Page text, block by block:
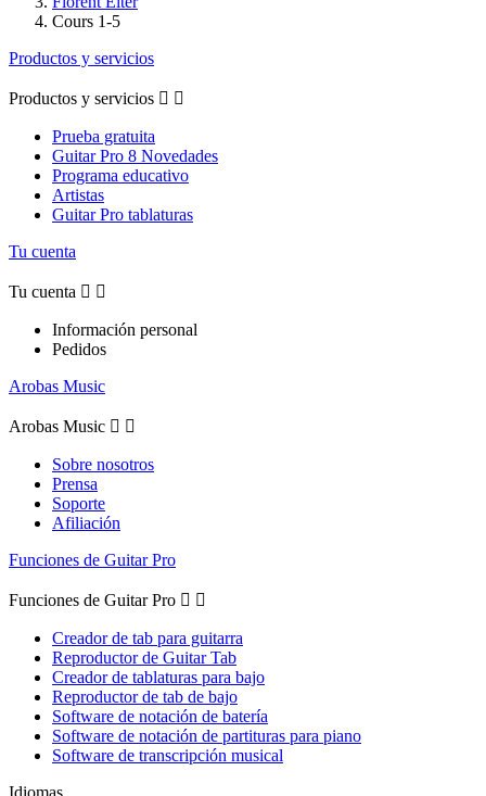
Cours 1-5
Productos y servicios
Productos y servicios  
Prueba gratuita
Guitar Pro 8 Novedades
Programa educativo
Artistas
Guitar Pro tablaturas
Tu cuenta
Tu cuenta  
Información personal
Pedidos
Arobas Music
Arobas Music  
Sobre nosotros
Prensa
Soporte
Afiliación
Funciones de Guitar Pro
Funciones de Guitar Pro  
Creador de tab para guitarra
Reproductor de Guitar Tab
Creador de tablaturas para bajo
Reproductor de tab de bajo
Software de notación de batería
Software de notación de partituras para piano
Software de transcripción musical
Idiomas